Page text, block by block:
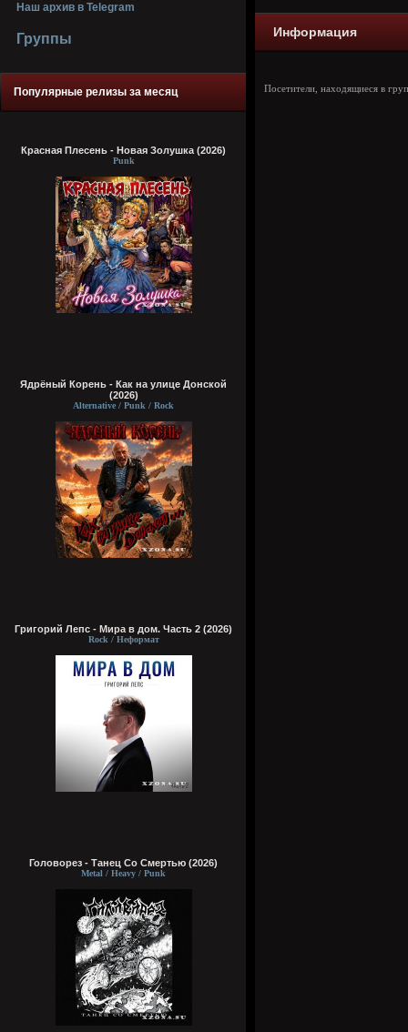
Наш архив в Telegram
Группы
Популярные релизы за месяц
Красная Плесень - Новая Золушка (2026)
Punk
Ядрёный Корень - Как на улице Донской
(2026)
Alternative / Punk / Rock
Григорий Лепс - Мира в дом. Часть 2 (2026)
Rock / Неформат
Головорез - Tанец Со Смертью (2026)
Metal / Heavy / Punk
Информация
Посетители, находящиеся в